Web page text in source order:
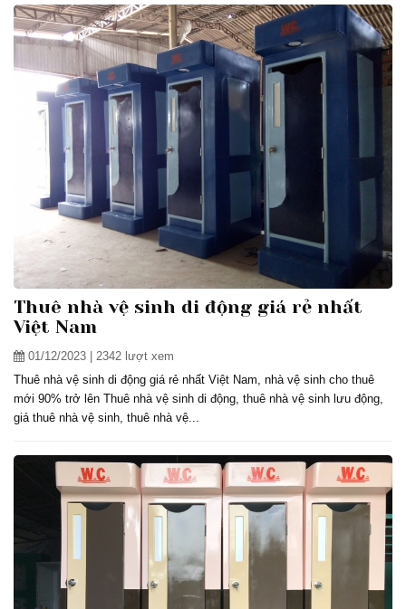
Thuê nhà vệ sinh di động giá rẻ nhất
Việt Nam
01/12/2023 | 2342 lượt xem
Thuê nhà vệ sinh di động giá rẻ nhất Việt Nam, nhà vệ sinh cho thuê
mới 90% trở lên Thuê nhà vệ sinh di động, thuê nhà vệ sinh lưu động,
giá thuê nhà vệ sinh, thuê nhà vệ...